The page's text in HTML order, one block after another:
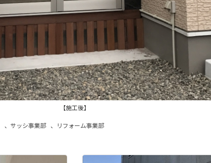
【施工後】
、 サッシ事業部 、 リフォーム事業部